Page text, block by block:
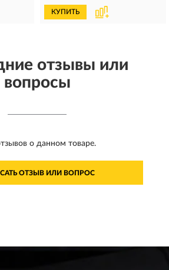
КУПИТЬ
отзывы или
вопросы
о данном товаре.
ОТЗЫВ ИЛИ ВОПРОС